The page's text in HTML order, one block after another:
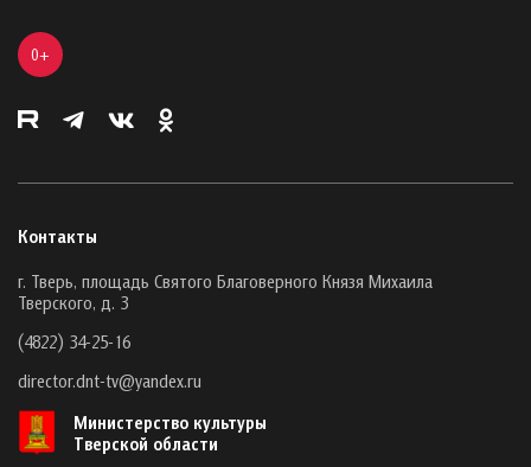
0+
Контакты
г. Тверь, площадь Святого Благоверного Князя Михаила
Тверского, д. 3
(4822) 34-25-16
director.dnt-tv@yandex.ru
Министерство культуры
Тверской области